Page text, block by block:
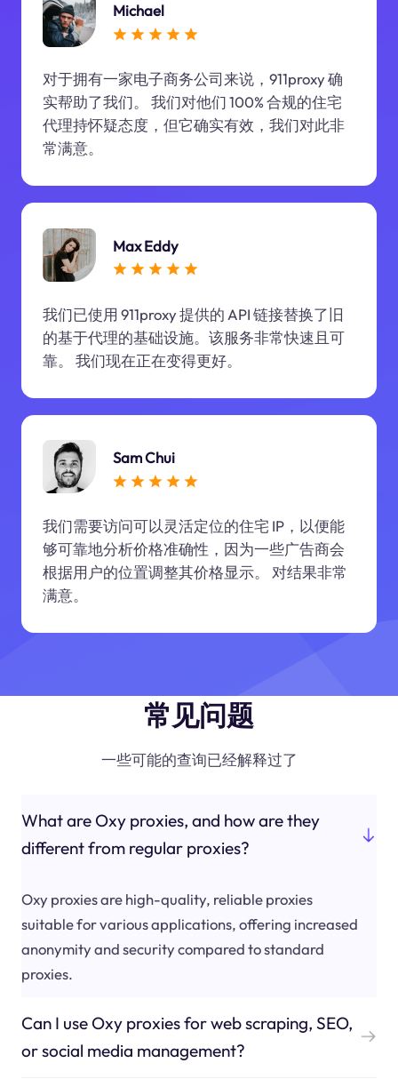
Michael
对于拥有一家电子商务公司来说，911proxy 确
实帮助了我们。 我们对他们 100% 合规的住宅
代理持怀疑态度，但它确实有效，我们对此非
常满意。
Max Eddy
我们已使用 911proxy 提供的 API 链接替换了旧
的基于代理的基础设施。该服务非常快速且可
靠。 我们现在正在变得更好。
Sam Chui
我们需要访问可以灵活定位的住宅 IP，以便能
够可靠地分析价格准确性，因为一些广告商会
根据用户的位置调整其价格显示。 对结果非常
满意。
常见问题
一些可能的查询已经解释过了
What are Oxy proxies, and how are they
different from regular proxies?
Oxy proxies are high-quality, reliable proxies
suitable for various applications, offering increased
anonymity and security compared to standard
proxies.
Can I use Oxy proxies for web scraping, SEO,
or social media management?